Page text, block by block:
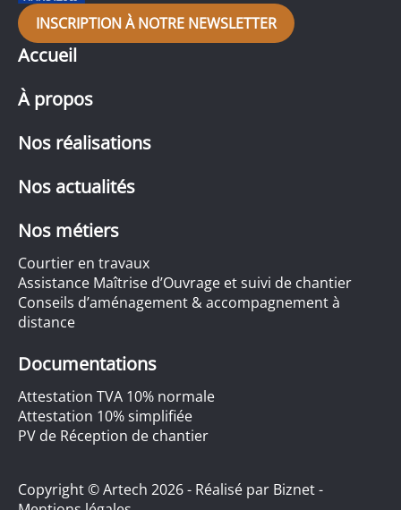
Accueil
À propos
Nos réalisations
Nos actualités
Nos métiers
Courtier en travaux
Assistance Maîtrise d’Ouvrage et suivi de chantier
Conseils d’aménagement & accompagnement à
distance
Documentations
Attestation TVA 10% normale
Attestation 10% simplifiée
PV de Réception de chantier
INSCRIPTION À NOTRE NEWSLETTER
Copyright © Artech 2026 - Réalisé par Biznet-